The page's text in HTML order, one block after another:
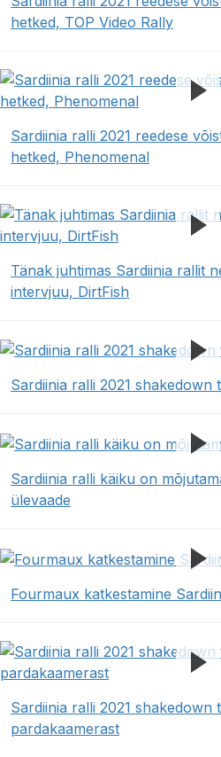
hetked, TOP Video Rally
Sardiinia ralli 2021 reedese
hetked, Phenomenal
Tänak juhtimas Sardiinia rallit
intervjuu, DirtFish
Sardiinia ralli 2021
Sardiinia ralli käiku on
ülevaade
Fourmaux katkestamine
Sardiinia ralli 2021 shakedown
pardakaamerast